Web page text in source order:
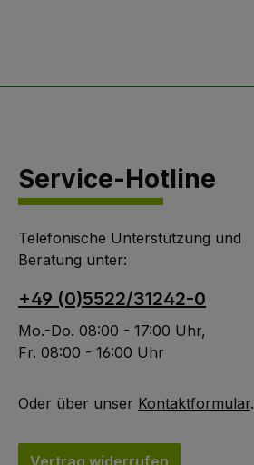
Service-Hotline
Telefonische Unterstützung und
Beratung unter:
+49 (0)5522/31242-0
Mo.-Do. 08:00 - 17:00 Uhr,
Fr. 08:00 - 16:00 Uhr
Oder über unser Kontaktformular.